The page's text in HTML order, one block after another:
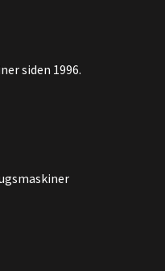
siden 1996.